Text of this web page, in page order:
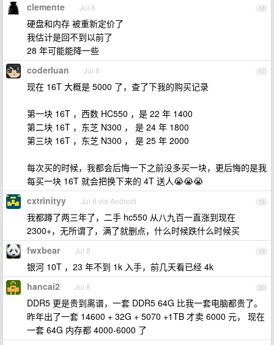
16
clemente Jul 8
硬盘和内存 被重新定价了
我估计是回不到以前了
28 年可能能降一些
17
coderluan Jul 8
现在 16T 大概是 5000 了，查了下我的购买记录
第一块 16T ，西数 HC550 ，是 22 年 1400
第二块 16T ，东芝 N300 ， 是 24 年 1800
第三块 16T ，东芝 N300 ， 是 25 年 2000
每次买的时候，我都会后悔一下之前没多买一块，更后悔的是我
每买一块 16T 就会把换下来的 4T 送人😭😭😭
18
cxtrinityy Jul 8 via Android
我都蹲了两三年了，二手 hc550 从八九百一直涨到现在
2300+，无所谓了，满了就删点，什么时候跌什么时候买
19
fwxbear Jul 8
银河 10T ，23 年不到 1k 入手，前几天看已经 4k
20
hancai2 Jul 8
DDR5 更是贵到离谱，一套 DDR5 64G 比我一套电脑都贵了。
昨年出了一套 14600 + 32G + 5070 +1TB 才卖 6000 元， 现在
一套 64G 内存都 4000-6000 了